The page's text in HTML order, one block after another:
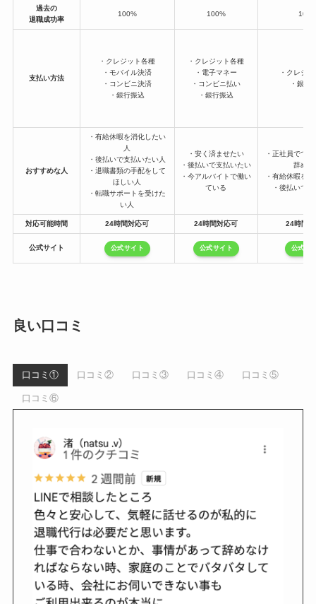
過去の
退職成功率
100% 100%
支払い方法
・クレジット各種
・モバイル決済
・コンビニ決済
・銀行振込
・クレジット各種
・電子マネー
・コンビニ払い
・銀行振込
・クレジ
・銀行
おすすめな人
・有給休暇を消化したい
人
・後払いで支払いたい人
・退職書類の手配をして
ほしい人
・転職サポートを受けた
い人
・安く済ませたい
・後払いで支払いたい
・今アルバイトで働い
ている
・正社員でで
辞めた
・有給休暇を
・後払いで
対応可能時間 24時間対応可 24時間対応可 24時間
公式サイト 公式サイト 公式サイト 公式サ
良い口コミ
口コミ① 口コミ② 口コミ③ 口コミ④ 口コミ⑤
口コミ⑥